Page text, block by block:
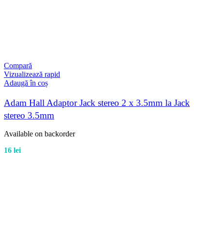
Compară
Vizualizează rapid
Adaugă în coș
Adam Hall Adaptor Jack stereo 2 x 3.5mm la Jack
stereo 3.5mm
Available on backorder
16 lei